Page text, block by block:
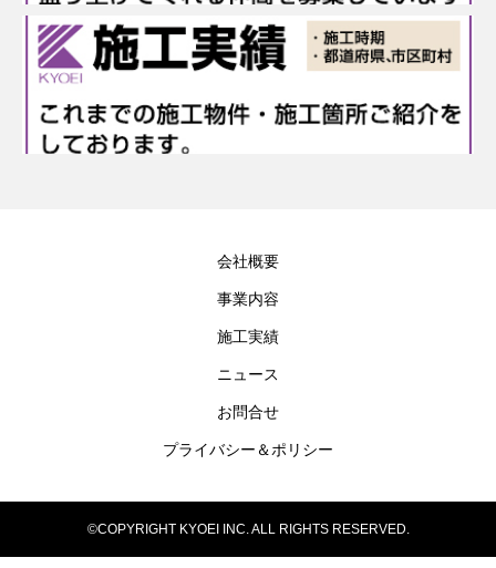
会社概要
事業内容
施工実績
ニュース
お問合せ
プライバシー＆ポリシー
©COPYRIGHT KYOEI INC. ALL RIGHTS RESERVED.